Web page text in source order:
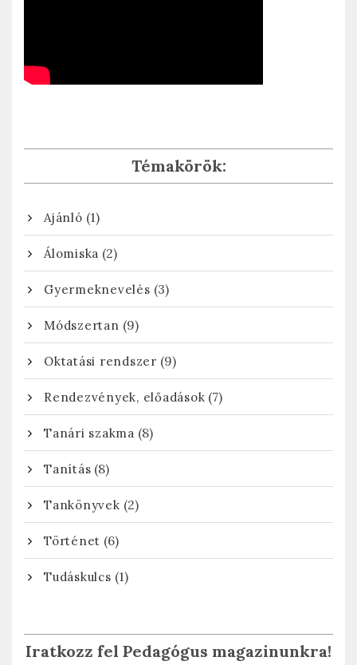
Témakörök:
Ajánló (1)
Álomiska (2)
Gyermeknevelés (3)
Módszertan (9)
Oktatási rendszer (9)
Rendezvények, előadások (7)
Tanári szakma (8)
Tanítás (8)
Tankönyvek (2)
Történet (6)
Tudáskulcs (1)
Iratkozz fel Pedagógus magazinunkra!